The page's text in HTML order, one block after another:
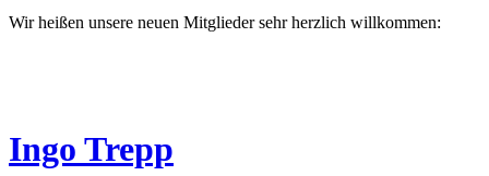
Wir heißen unsere neuen Mitglieder sehr herzlich willkommen:
Ingo Trepp